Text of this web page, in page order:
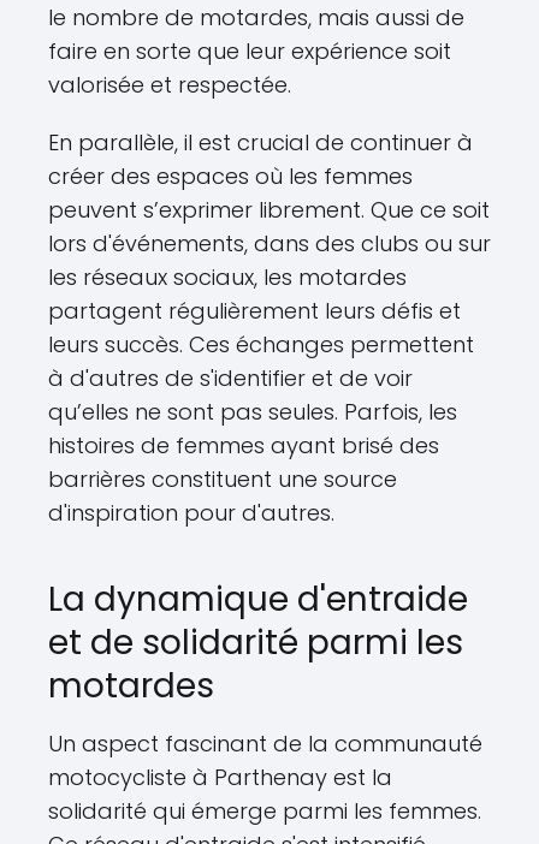
le nombre de motardes, mais aussi de
faire en sorte que leur expérience soit
valorisée et respectée.
En parallèle, il est crucial de continuer à
créer des espaces où les femmes
peuvent s’exprimer librement. Que ce soit
lors d'événements, dans des clubs ou sur
les réseaux sociaux, les motardes
partagent régulièrement leurs défis et
leurs succès. Ces échanges permettent
à d'autres de s'identifier et de voir
qu’elles ne sont pas seules. Parfois, les
histoires de femmes ayant brisé des
barrières constituent une source
d'inspiration pour d'autres.
La dynamique d'entraide
et de solidarité parmi les
motardes
Un aspect fascinant de la communauté
motocycliste à Parthenay est la
solidarité qui émerge parmi les femmes.